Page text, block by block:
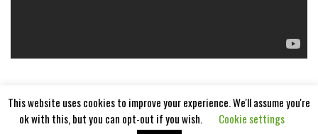
This website uses cookies to improve your experience. We'll assume you're
ok with this, but you can opt-out if you wish.
Cookie settings